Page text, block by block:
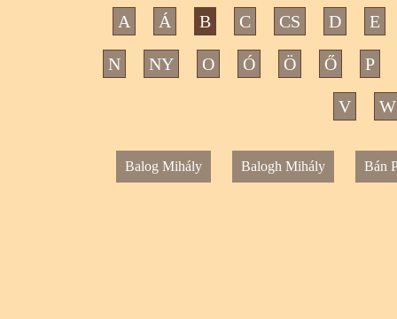
A Á B C CS D E
N NY O Ó Ö Ő P
V W
Balog Mihály Balogh Mihály Bán